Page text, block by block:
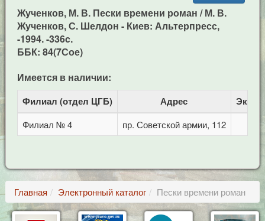
Жученков, М. В. Пески времени роман / М. В.
Жученков, С. Шелдон - Киев: Альтерпресс,
-1994. -336c.
ББК: 84(7Сое)
Имеется в наличии:
Филиал (отдел ЦГБ) Адрес
Филиал № 4 пр. Советской армии, 112
Главная Электронный каталог Пески времени роман